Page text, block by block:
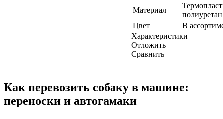
Материал
полиуретан
Цвет
В
Характеристики
Отложить
Сравнить
Как перевозить собаку в машине:
переноски и автогамаки